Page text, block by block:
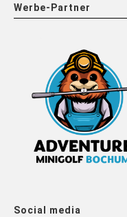
Werbe-Partner
Social media